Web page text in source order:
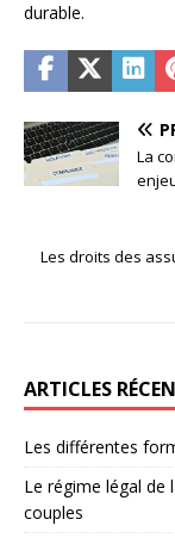
durable.
La
Les droits des
ARTICLES
Les différentes
Le régime légal de
couples